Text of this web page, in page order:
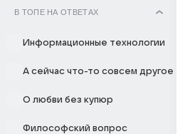
В ТОПЕ НА ОТВЕТАХ
Информационные технологии
А сейчас что-то совсем другое
О любви без купюр
Философский вопрос